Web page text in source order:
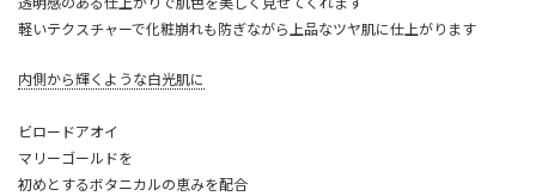
軽いテクスチャーで化粧崩れも防ぎながら上品なツヤ肌に仕上がります
内側から輝くような白光肌に
ビロードアオイ
マリーゴールドを
初めとするボタニカルの恵みを配合